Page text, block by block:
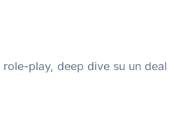
play, deep dive su un deal